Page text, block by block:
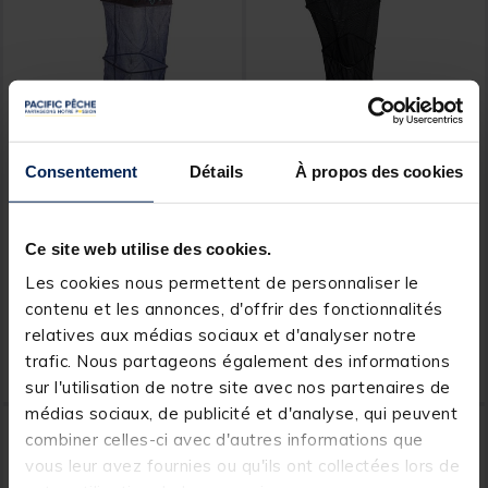
Consentement Détails À propos des cookies
Ce site web utilise des cookies.
Les cookies nous permettent de personnaliser le
contenu et les annonces, d'offrir des fonctionnalités
relatives aux médias sociaux et d'analyser notre
trafic. Nous partageons également des informations
sur l'utilisation de notre site avec nos partenaires de
médias sociaux, de publicité et d'analyse, qui peuvent
combiner celles-ci avec d'autres informations que
vous leur avez fournies ou qu'ils ont collectées lors de
Rectangulaire 3m50
87,99 € Ajouter au panier
SENSAS
99,99 €
NOUVEAU